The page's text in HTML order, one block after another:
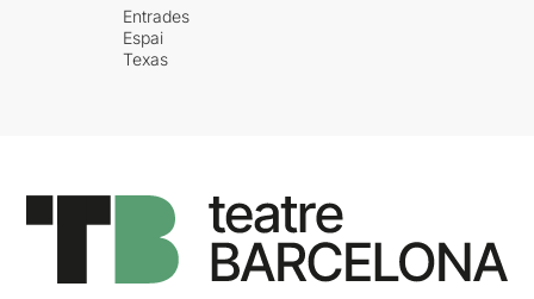
Entrades
Espai
Texas